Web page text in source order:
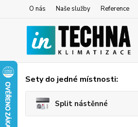
O nás Naše služby Reference
Sety do jedné místnosti:
Split nástěnné